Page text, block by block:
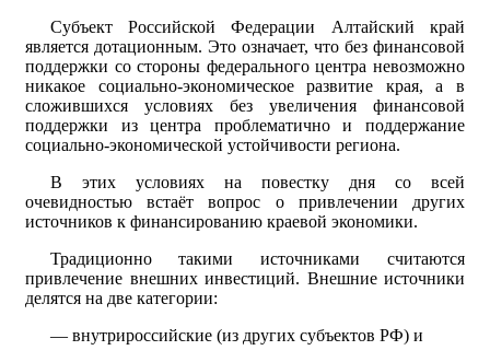
Субъект Российской Федерации Алтайский край
является дотационным. Это означает, что без финансовой
поддержки со стороны федерального центра невозможно
никакое социально-экономическое развитие края, а в
сложившихся условиях без увеличения финансовой
поддержки из центра проблематично и поддержание
социально-экономической устойчивости региона.
В этих условиях на повестку дня со всей
очевидностью встаёт вопрос о привлечении других
источников к финансированию краевой экономики.
Традиционно такими источниками считаются
привлечение внешних инвестиций. Внешние источники
делятся на две категории:
— внутрироссийские (из других субъектов РФ) и